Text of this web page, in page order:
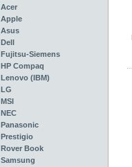
Acer
Apple
Asus
Dell
Fujitsu-Siemens
HP Compaq
Lenovo (IBM)
LG
MSI
NEC
Panasonic
Prestigio
Rover Book
Samsung